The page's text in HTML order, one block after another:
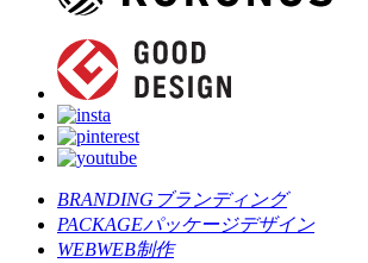
BRANDING ブランディング
PACKAGEパッケージデザイン
WEBWEB制作